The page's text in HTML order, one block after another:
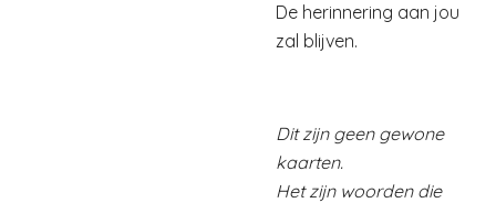
De herinnering aan jou
zal blijven.
Dit zijn geen gewone
kaarten.
Het zijn woorden die